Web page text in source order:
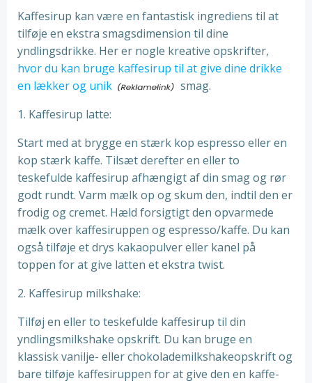
Kaffesirup kan være en fantastisk ingrediens til at
tilføje en ekstra smagsdimension til dine
yndlingsdrikke. Her er nogle kreative opskrifter,
hvor du kan bruge kaffesirup til at give dine drikke
en lækker og unik
smag.
1. Kaffesirup latte:
Start med at brygge en stærk kop espresso eller en
kop stærk kaffe. Tilsæt derefter en eller to
teskefulde kaffesirup afhængigt af din smag og rør
godt rundt. Varm mælk op og skum den, indtil den er
frodig og cremet. Hæld forsigtigt den opvarmede
mælk over kaffesiruppen og espresso/kaffe. Du kan
også tilføje et drys kakaopulver eller kanel på
toppen for at give latten et ekstra twist.
2. Kaffesirup milkshake:
Tilføj en eller to teskefulde kaffesirup til din
yndlingsmilkshake opskrift. Du kan bruge en
klassisk vanilje- eller chokolademilkshakeopskrift og
bare tilføje kaffesiruppen for at give den en kaffe-